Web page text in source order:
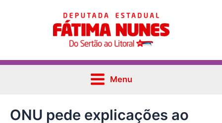
Main
Menu
Menu
ONU pede explicações ao